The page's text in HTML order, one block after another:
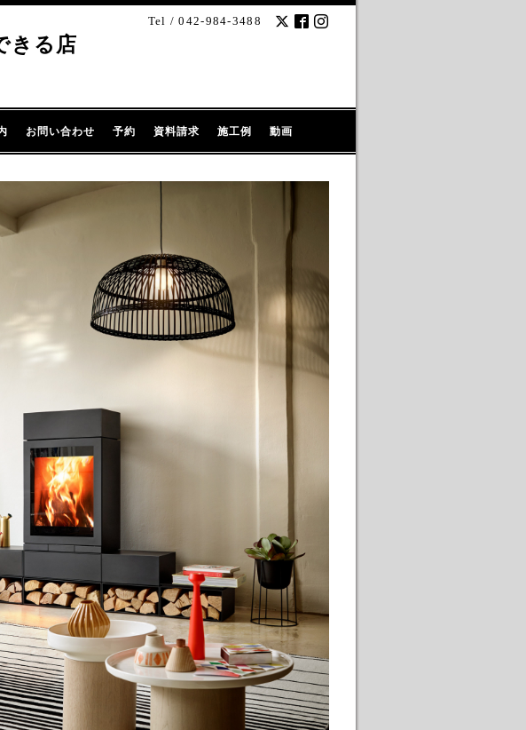
Tel / 042-984-3488
きる店
お問い合わせ 予約 資料請求 施工例 動画